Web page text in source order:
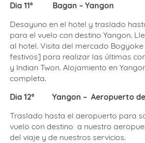
Dia 11º
Bagan – Yangon
Desayuno en el hotel y traslado
para el vuelo con destino Yangon.
al hotel. Visita del mercado
festivos] para realizar las últimas
y Indian Twon. Alojamiento en
completa.
Dia 12º
Yangon – Aeropuerto
Traslado hasta el aeropuerto para
vuelo con destino a nuestro
del viaje y de nuestros servicios.